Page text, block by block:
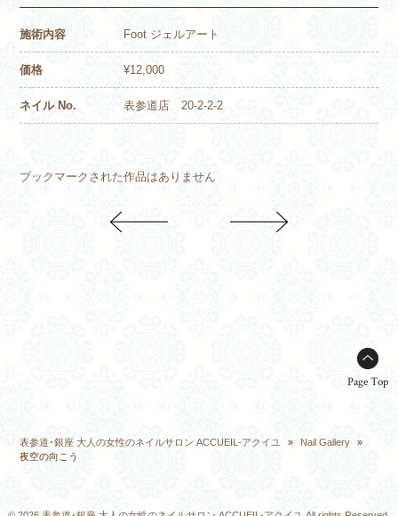
施術内容 Foot ジェルアート
価格 ¥12,000
ネイル No. 表参道店 20-2-2-2
ブックマークされた作品はありません
Page Top
表参道･銀座 大人の女性のネイルサロン ACCUEIL-アクイユ » Nail Gallery
»
夜空の向こう